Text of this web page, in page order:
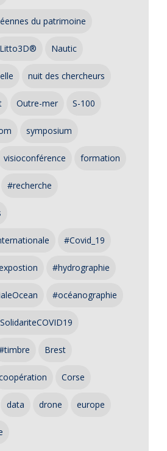
du patrimoine
Litto3D® Nautic
nuit des chercheurs
Outre-mer S-100
symposium
visioconférence formation
#recherche
#Covid_19
#hydrographie
#océanographie
Brest
Corse
data drone europe